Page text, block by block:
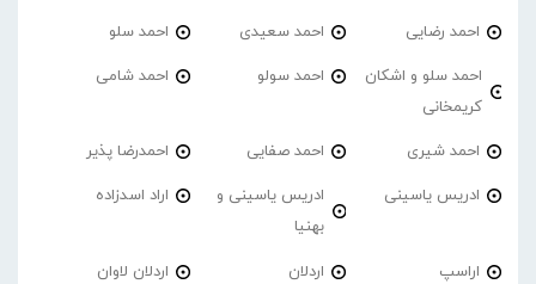
احمد‌ رضایی احمد سعیدی احمد سلو
احمد سلو و اشکان
کریمخانی
احمد سولو احمد شامی
احمد شیری احمد صفایی احمدرضا پذیر
ادریس یاسینی
ادریس یاسینی و
بهنیا
اراد اسدزاده
اراسپ اردلان اردلان لاوان